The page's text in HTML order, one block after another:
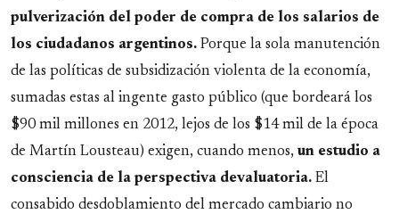
pulverización del poder de compra de los salarios de
los ciudadanos argentinos. Porque la sola manutención
de las políticas de subsidización violenta de la economía,
sumadas estas al ingente gasto público (que bordeará los
$90 mil millones en 2012, lejos de los $14 mil de la época
de Martín Lousteau) exigen, cuando menos, un estudio a
consciencia de la perspectiva devaluatoria. El
consabido desdoblamiento del mercado cambiario no